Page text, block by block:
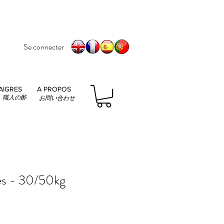
Se connecter
A PROPOS
職人の酢 お問い合わせ
- 30/50kg